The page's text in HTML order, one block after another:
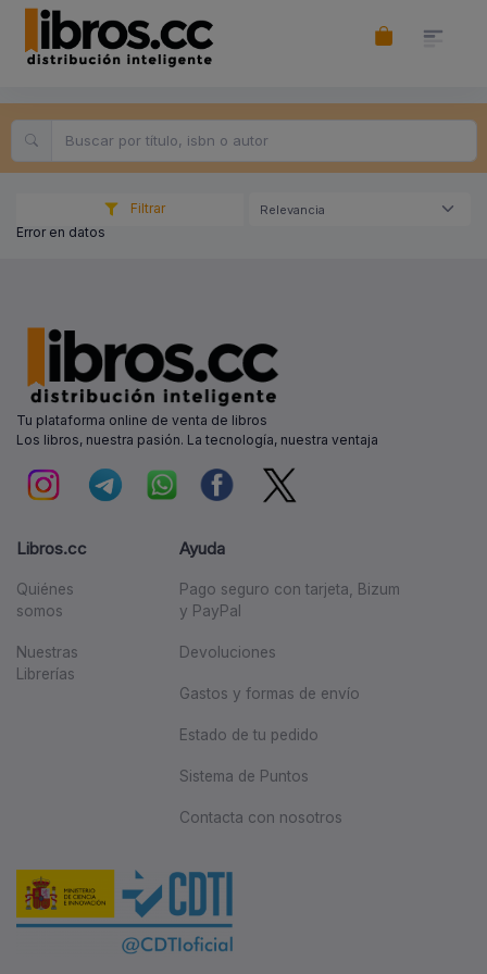
Filtrar Relevancia
Error en datos
Tu plataforma online de venta de libros
Los libros, nuestra pasión. La tecnología, nuestra ventaja
Libros.cc
Quiénes
somos
Nuestras
Librerías
Ayuda
Pago seguro con tarjeta, Bizum
y PayPal
Devoluciones
Gastos y formas de envío
Estado de tu pedido
Sistema de Puntos
Contacta con nosotros